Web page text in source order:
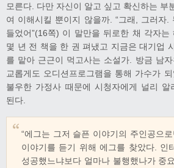
모른다. 다만 자신이 알고 싶고 확신하는 부
여 이해시킬 뿐이지 않을까. “그래, 그러자
들었어”(16쪽) 이 말만을 뒤로한 채 각자는
몇 년 전 책을 한 권 펴냈고 지금은 대기업
를 맡아 근근이 먹고사는 소설가. 방금 남
교롭게도 오디션프로그램을 통해 가수가
불우한 가정사 때문에 시청자에게 널리 알
된다.
“에그는 그저 슬픈 이야기의 주인공으
이야기를 듣기 위해 에그를 찾았다. 인
성공했느냐보다 얼마나 불행했나가 중